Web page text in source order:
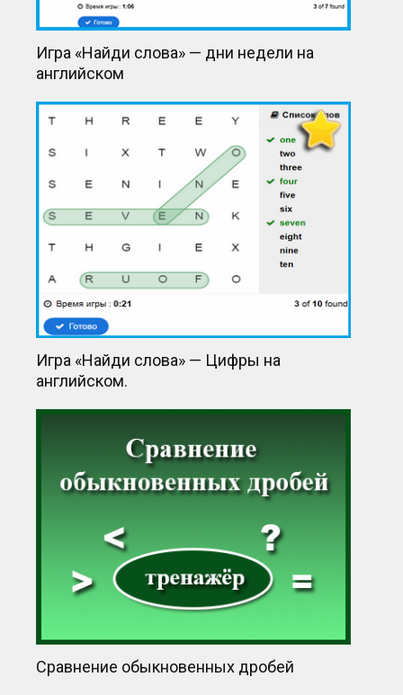
Игра «Найди слова» — дни недели на
английском
Игра «Найди слова» — Цифры на
английском.
Сравнение обыкновенных дробей